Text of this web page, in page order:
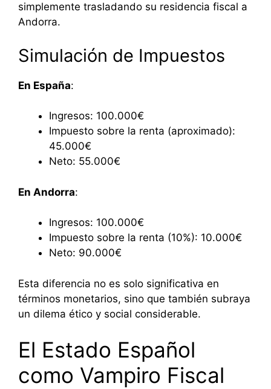
simplemente trasladando su residencia fiscal a
Andorra.
Simulación de Impuestos
En España:
Ingresos: 100.000€
Impuesto sobre la renta (aproximado):
45.000€
Neto: 55.000€
En Andorra:
Ingresos: 100.000€
Impuesto sobre la renta (10%): 10.000€
Neto: 90.000€
Esta diferencia no es solo significativa en
términos monetarios, sino que también subraya
un dilema ético y social considerable.
El Estado Español
como Vampiro Fiscal